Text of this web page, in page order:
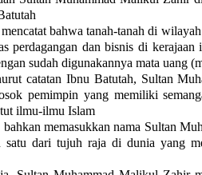
bahwa tanah-tanah di
perdagangan dan bisnis di kerajaan
sudah digunakannya mata uang
catatan Ibnu Batutah, Sultan
pemimpin yang memiliki
ilmu-ilmu Islam
memasukkan nama Sultan
satu dari tujuh raja di dunia yang